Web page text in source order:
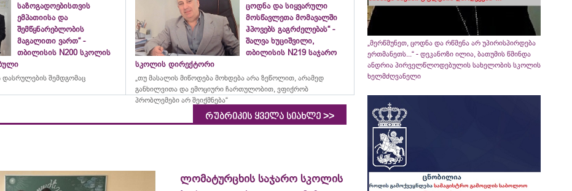
საზოგადოებისთვის
ემპათიისა და
შემწყნარებლობის
მაგალითი ვართ“ -
თბილისის N200 სკოლის
დასრულების შემდგომაც
ცოდნა და სიყვარული
მოსწავლეთა მომავალში
ჰპოვებს გაგრძელებას“ -
შალვა ხუციშვილი,
თბილისის N219 საჯარო
სკოლის დირექტორი
„თუ მასალის მიწოდება მოხდება არა ზეწოლით, არამედ
განხილვითა და ემოციური ჩართულობით, ვფიქრობ
პრობლემები არ შეიქმნება“
რუბრიკის ყველა სიახლე >>
ლომატურცხის საჯარო სკოლის
„მერწმუნეთ, ცოდნა და რწმენა არ უპირისპირდება
ერთმანეთს...“ - დეკანოზი ილია, ბათუმის წმინდა
ანდრია პირველწლოდებულის სახელობის სკოლის
ხელმძღვანელი